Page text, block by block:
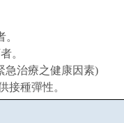
。
急治療之健康因素)
接種彈性。